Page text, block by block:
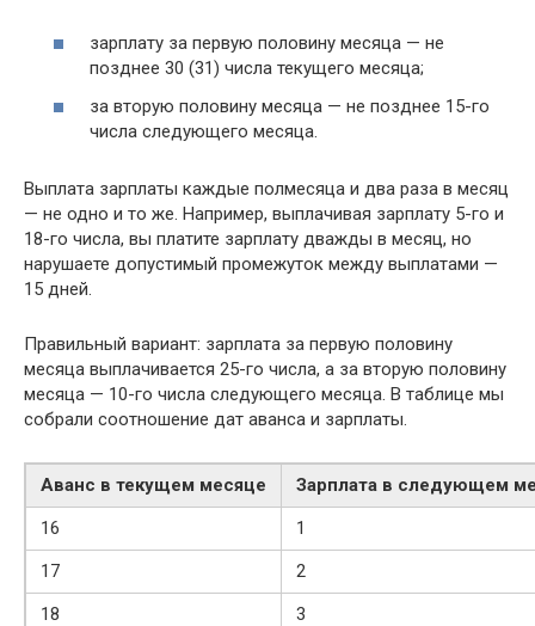
зарплату за первую половину месяца — не
позднее 30 (31) числа текущего месяца;
за вторую половину месяца — не позднее 15-го
числа следующего месяца.
Выплата зарплаты каждые полмесяца и два раза в месяц
— не одно и то же. Например, выплачивая зарплату 5-го и
18-го числа, вы платите зарплату дважды в месяц, но
нарушаете допустимый промежуток между выплатами —
15 дней.
Правильный вариант: зарплата за первую половину
месяца выплачивается 25-го числа, а за вторую половину
месяца — 10-го числа следующего месяца. В таблице мы
собрали соотношение дат аванса и зарплаты.
Аванс в текущем месяце
Зарплата в следующем
16
1
17
2
18
3